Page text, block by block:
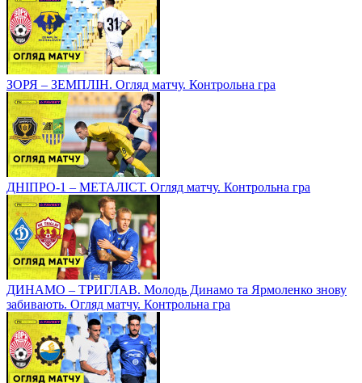
ЗОРЯ – ЗЕМПЛІН. Огляд матчу. Контрольна гра
ДНІПРО-1 – МЕТАЛІСТ. Огляд матчу. Контрольна гра
ДИНАМО – ТРИГЛАВ. Молодь Динамо та Ярмоленко знову
забивають. Огляд матчу. Контрольна гра